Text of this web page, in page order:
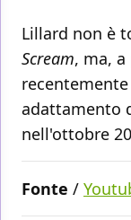
Lillard non è
Scream, ma,
adattamento
nell'ottobre
Fonte /